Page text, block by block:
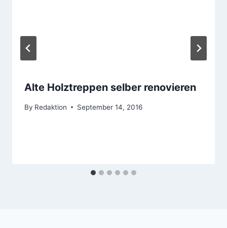
Alte Holztreppen selber renovieren
By Redaktion September 14, 2016